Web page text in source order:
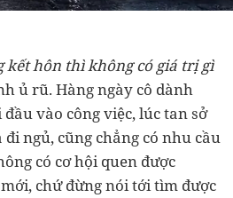
kết hôn thì không có giá trị gì
ủ rũ. Hàng ngày cô dành
vào công việc, lúc tan sở
ngủ, cũng chẳng có nhu cầu
có cơ hội quen được
chứ đừng nói tới tìm được